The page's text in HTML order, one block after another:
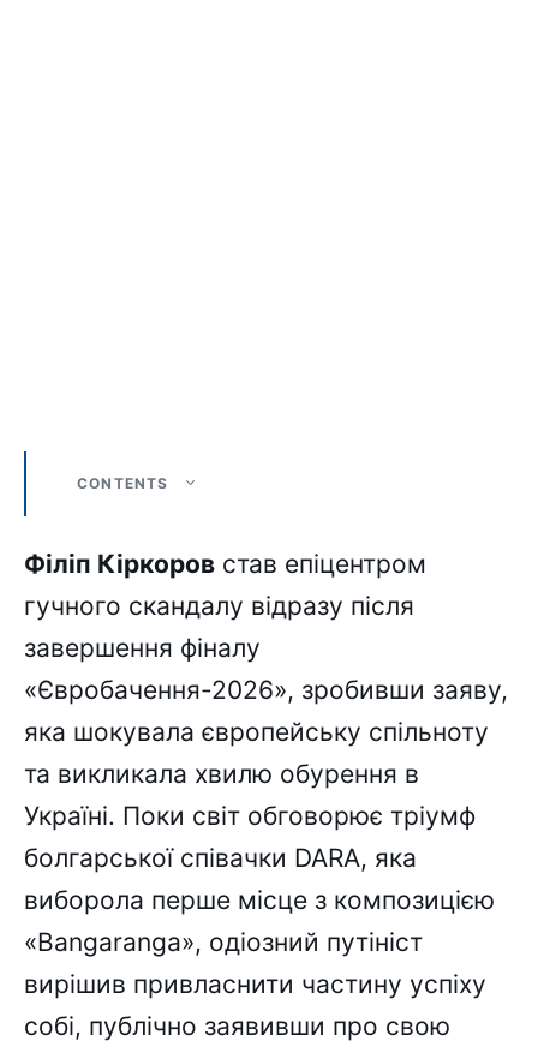
CONTENTS
Філіп Кіркоров став епіцентром
гучного скандалу відразу після
завершення фіналу
«Євробачення-2026», зробивши заяву,
яка шокувала європейську спільноту
та викликала хвилю обурення в
Україні. Поки світ обговорює тріумф
болгарської співачки DARA, яка
виборола перше місце з композицією
«Bangaranga», одіозний путініст
вирішив привласнити частину успіху
собі, публічно заявивши про свою